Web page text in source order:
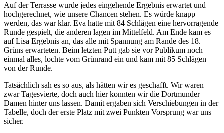
Auf der Terrasse wurde jedes eingehende Ergebnis erwartet und
hochgerechnet, wie unsere Chancen stehen. Es würde knapp
werden, das war klar. Eva hatte mit 84 Schlägen eine hervorragende
Runde gespielt, die anderen lagen im Mittelfeld. Am Ende kam es
auf Lisa Ergebnis an, das alle mit Spannung am Rande des 18.
Grüns erwarteten. Beim letzten Putt gab sie vor Publikum noch
einmal alles, lochte vom Grünrand ein und kam mit 85 Schlägen
von der Runde.
Tatsächlich sah es so aus, als hätten wir es geschafft. Wir waren
zwar Tagesvierte, doch auch hier konnten wir die Dortmunder
Damen hinter uns lassen. Damit ergaben sich Verschiebungen in der
Tabelle, doch der erste Platz mit zwei Punkten Vorsprung war uns
sicher.